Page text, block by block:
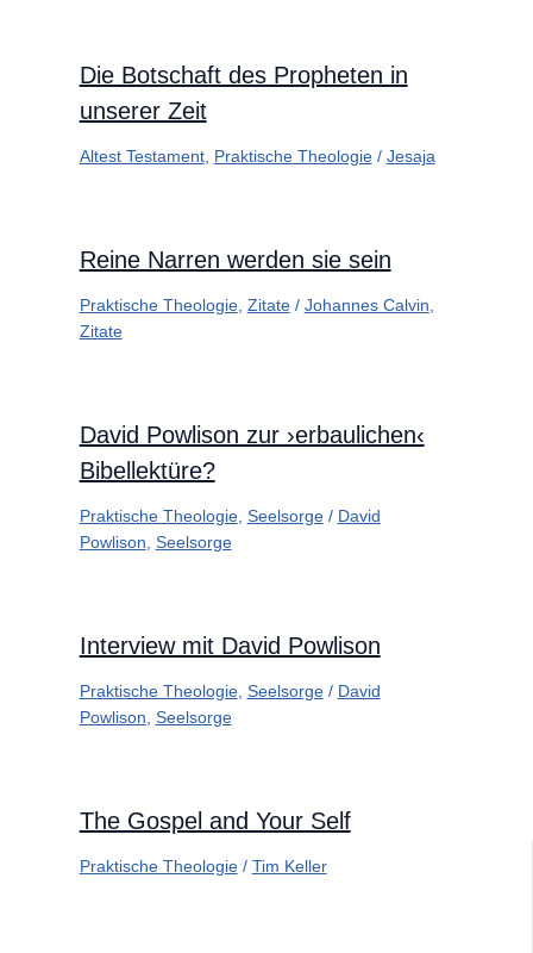
Die Botschaft des Propheten in
unserer Zeit
Altest Testament, Praktische Theologie/ Jesaja
Reine Narren werden sie sein
Praktische Theologie, Zitate/ Johannes Calvin
Zitate
David Powlison zur ›erbaulichen‹
Bibellektüre?
Praktische Theologie, Seelsorge/ David
Powlison Seelsorge
Interview mit David Powlison
Praktische Theologie, Seelsorge/ David
Powlison Seelsorge
The Gospel and Your Self
Praktische Theologie/ Tim Keller